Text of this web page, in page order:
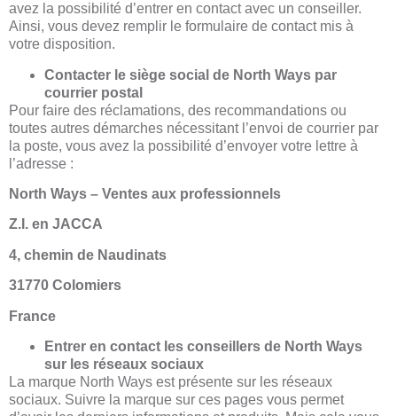
avez la possibilité d’entrer en contact avec un conseiller.
Ainsi, vous devez remplir le formulaire de contact mis à
votre disposition.
Contacter le siège social de North Ways par
courrier postal
Pour faire des réclamations, des recommandations ou
toutes autres démarches nécessitant l’envoi de courrier par
la poste, vous avez la possibilité d’envoyer votre lettre à
l’adresse :
North Ways – Ventes aux professionnels
Z.I. en JACCA
4, chemin de Naudinats
31770 Colomiers
France
Entrer en contact les conseillers de North Ways
sur les réseaux sociaux
La marque North Ways est présente sur les réseaux
sociaux. Suivre la marque sur ces pages vous permet